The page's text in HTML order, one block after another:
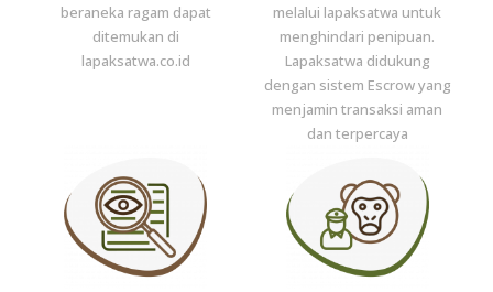
beraneka ragam dapat
ditemukan di
lapaksatwa.co.id
melalui lapaksatwa untuk
menghindari penipuan.
Lapaksatwa didukung
dengan sistem Escrow yang
menjamin transaksi aman
dan terpercaya